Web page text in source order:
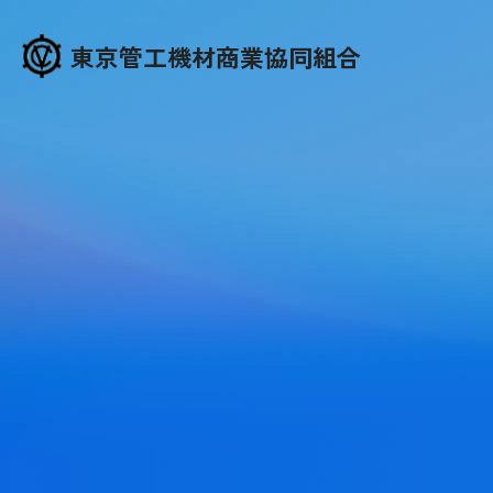
東京管工機材商業協同組合